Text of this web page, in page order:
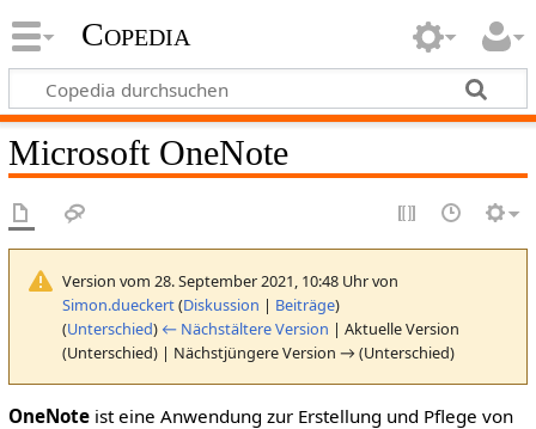
Copedia
Microsoft OneNote
Version vom 28. September 2021, 10:48 Uhr von
Simon.dueckert(Diskussion | Beiträge)
(Unterschied) ← Nächstältere Version | Aktuelle Version
(Unterschied) | Nächstjüngere Version → (Unterschied)
OneNoteist eine Anwendung zur Erstellung und Pflege von